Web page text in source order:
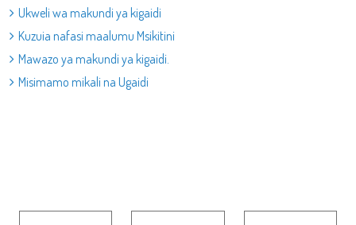
Ukweli wa makundi ya kigaidi
Kuzuia nafasi maalumu Msikitini
Mawazo ya makundi ya kigaidi.
Misimamo mikali na Ugaidi